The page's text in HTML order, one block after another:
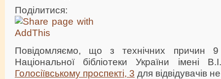
Поділитися:
Повідомляємо, що з технічних причин 9
Національної бібліотеки України імені
Голосіївському проспекті, 3 для відвідувачів